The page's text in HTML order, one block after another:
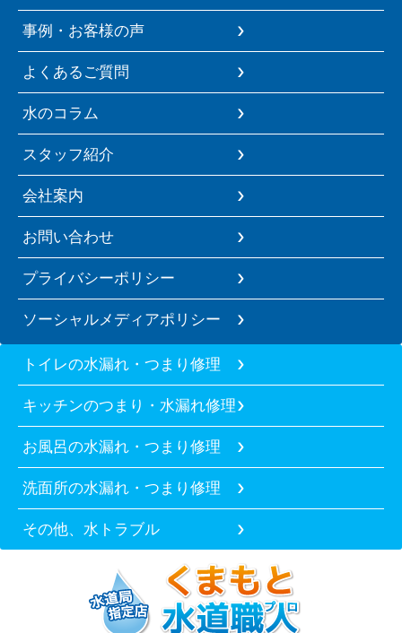
事例・お客様の声
よくあるご質問
水のコラム
スタッフ紹介
会社案内
お問い合わせ
プライバシーポリシー
ソーシャルメディアポリシー
トイレの水漏れ・つまり修理
キッチンのつまり・水漏れ修理
お風呂の水漏れ・つまり修理
洗面所の水漏れ・つまり修理
その他、水トラブル